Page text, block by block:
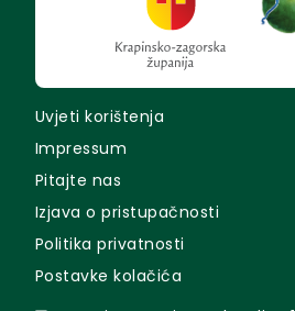
Uvjeti korištenja
Impressum
Pitajte nas
Izjava o pristupačnosti
Politika privatnosti
Postavke kolačića